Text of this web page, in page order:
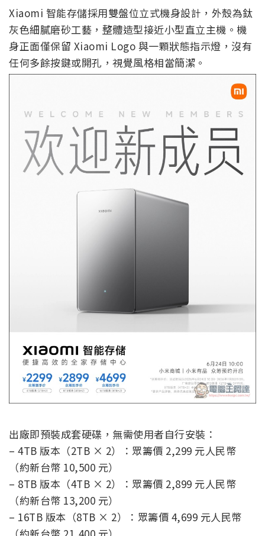
Xiaomi 智能存儲採用雙盤位立式機身設計，外殼為鈦
灰色細膩磨砂工藝，整體造型接近小型直立主機。機
身正面僅保留 Xiaomi Logo 與一顆狀態指示燈，沒有
任何多餘按鍵或開孔，視覺風格相當簡潔。
出廠即預裝成套硬碟，無需使用者自行安裝：
– 4TB 版本（2TB × 2）：眾籌價 2,299 元人民幣
（約新台幣 10,500 元）
– 8TB 版本（4TB × 2）：眾籌價 2,899 元人民幣
（約新台幣 13,200 元）
– 16TB 版本（8TB × 2）：眾籌價 4,699 元人民幣